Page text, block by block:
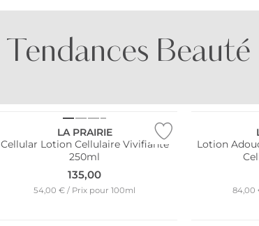
Tendances Beauté
D'AGRUMES
FRAIS
LA PRAIRIE
Cellular Lotion Cellulaire Vivifiante
250ml
135,00
54,00 € / Prix pour 100ml
Lotion
84,00